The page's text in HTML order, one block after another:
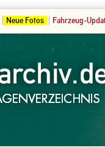
Neue Fotos Fahrzeug-